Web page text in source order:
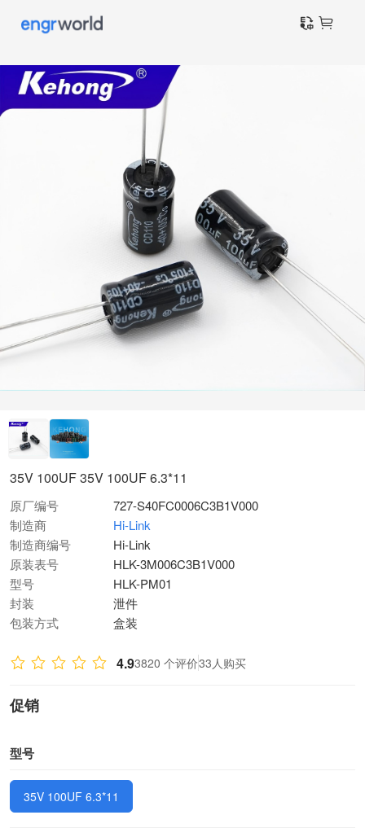
35V 100UF 35V 100UF 6.3*11
原厂编号
727-S40FC0006C3B1V000
制造商
Hi-Link
制造商编号
Hi-Link
原装表号
HLK-3M006C3B1V000
型号
HLK-PM01
封装
泄件
包装方式
盒装
4.93820 个评价33人购买
促销
型号
35V 100UF 6.3*11